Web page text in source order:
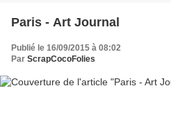
Paris - Art Journal
Publié le 16/09/2015 à 08:02
Par ScrapCocoFolies